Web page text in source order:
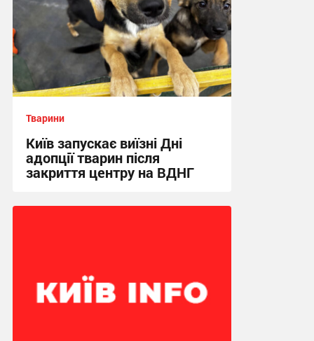
Тварини
Київ запускає виїзні Дні
адопції тварин після
закриття центру на ВДНГ